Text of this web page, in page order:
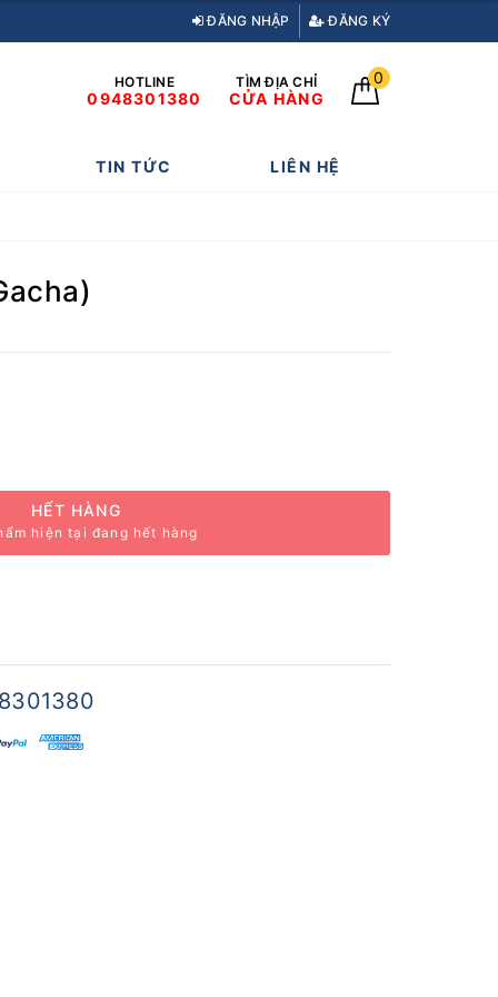
ĐĂNG NHẬP ĐĂNG KÝ
HOTLINE
0948301380
TÌM ĐỊA CHỈ
CỬA HÀNG
0
TIN TỨC LIÊN HỆ
HẾT HÀNG
hiện tại đang hết hàng